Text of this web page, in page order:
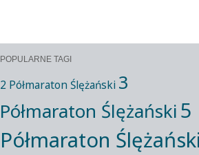
POPULARNE TAGI
2 Półmaraton Ślężański 3
Półmaraton Ślężański 5
Półmaraton Ślężański